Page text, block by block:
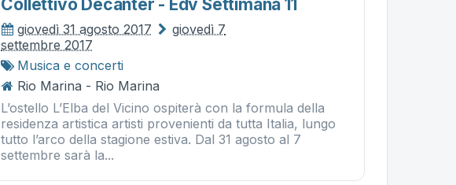
Collettivo Decanter - Edv Settimana 11
giovedì 31 agosto 2017
giovedì 7
settembre 2017
Musica e concerti
Rio Marina - Rio Marina
L’ostello L’Elba del Vicino ospiterà con la formula della
residenza artistica artisti provenienti da tutta Italia, lungo
tutto l’arco della stagione estiva. Dal 31 agosto al 7
settembre sarà la...